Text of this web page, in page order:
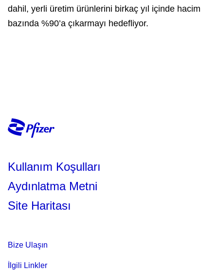
dahil, yerli üretim ürünlerini birkaç yıl içinde hacim
bazında %90’a çıkarmayı hedefliyor.
Kullanım Koşulları
Aydınlatma Metni
Site Haritası
Bize Ulaşın
İlgili Linkler